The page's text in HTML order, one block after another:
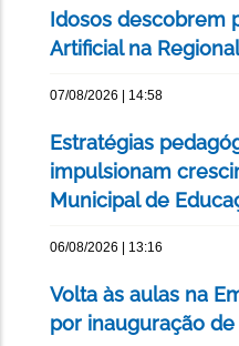
Idosos descobrem
Artificial na
07/08/2026 | 14:58
Estratégias
impulsionam
Municipal de
06/08/2026 | 13:16
Volta às aulas na
por inauguração